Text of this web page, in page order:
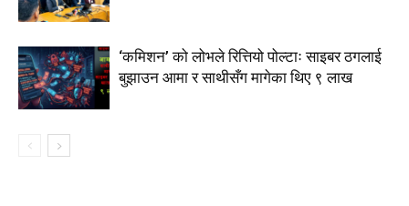
‘कमिशन’ को लोभले रित्तियो पोल्टाः साइबर ठगलाई
बुझाउन आमा र साथीसँग मागेका थिए ९ लाख